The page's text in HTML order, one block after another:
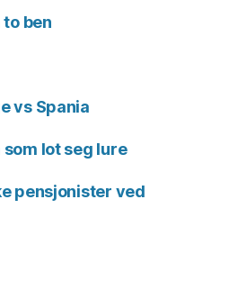
ben
vs Spania
lot seg lure
pensjonister ved